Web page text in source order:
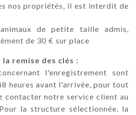
nos propriétés, il est interdit de
de petite taille admis,
de 30 € sur place
remise des clés :
l'enregistrement sont
heures avant l'arrivée, pour tout
contacter notre service client au
la structure sélectionnée, la